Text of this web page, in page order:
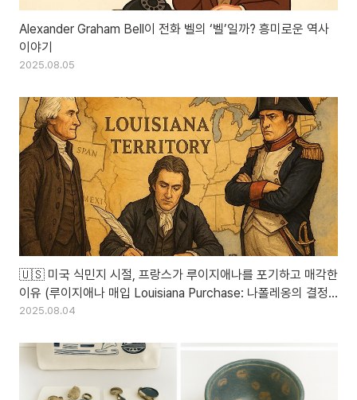
Alexander Graham Bell이 전화 벨의 ‘벨’일까? 흥미로운 역사
이야기
2025.08.05
🇺🇸 미국 식민지 시절, 프랑스가 루이지애나를 포기하고 매각한
이유 (루이지애나 매입 Louisiana Purchase: 나폴레옹의 결정
과 미국 영토 확장 배경)
2025.08.04